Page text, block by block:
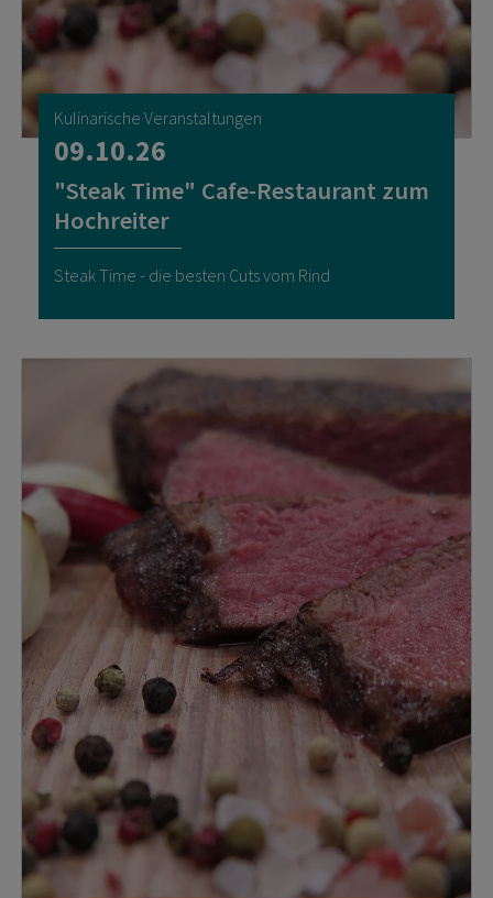
Kulinarische Veranstaltungen
09.10.26
"Steak Time" Cafe-Restaurant zum
Hochreiter
Steak Time - die besten Cuts vom Rind